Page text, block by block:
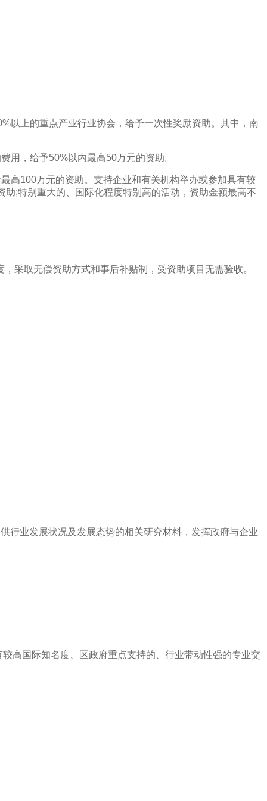
以上的重点产业行业协会，给予一次性奖励资助。其中，南
用，给予50%以内最高50万元的资助。
高100万元的资助。支持企业和有关机构举办或参加具有较
;特别重大的、国际化程度特别高的活动，资助金额最高不
采取无偿资助方式和事后补贴制，受资助项目无需验收。
行业发展状况及发展态势的相关研究材料，发挥政府与企业
高国际知名度、区政府重点支持的、行业带动性强的专业交